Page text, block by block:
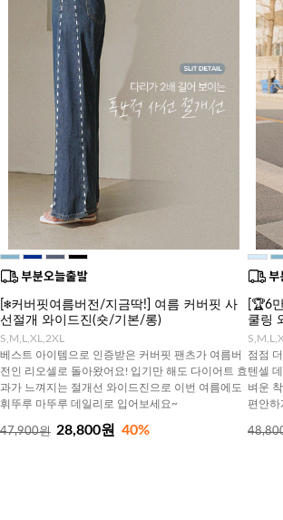
[❄️커버핏여름버전/지금딱!] 여름 커버핏 사
선절개 와이드진(숏/기본/롱)
S,M,L,XL,2XL
베스트 아이템으로 인증받은 커버핏 팬츠가 여름버
전인 리오셀로 돌아왔어요! 입기만 해도 다이어트 효
과가 느껴지는 절개선 와이드진으로 이번 여름에도
휘뚜루 마뚜루 데일리로 입어보세요~
47,900원 28,800원 40%
[🏆6
쿨링
점점
텐셀
벼운
편안하